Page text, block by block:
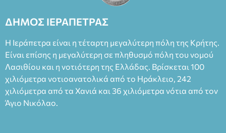
ΔΗΜΟΣ ΙΕΡΑΠΕΤΡΑΣ
Η Ιεράπετρα είναι η τέταρτη μεγαλύτερη πόλη της Κρήτης.
Είναι επίσης η μεγαλύτερη σε πληθυσμό πόλη του νομού
Λασιθίου και η νοτιότερη της Ελλάδας. Βρίσκεται 100
χιλιόμετρα νοτιοανατολικά από το Ηράκλειο, 242
χιλιόμετρα από τα Χανιά και 36 χιλιόμετρα νότια από τον
Άγιο Νικόλαο.